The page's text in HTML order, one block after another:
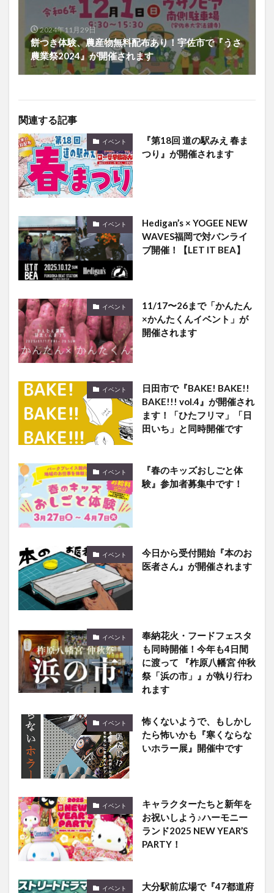
2024年11月29日
餅つき体験、農産物無料配布あり！宇佐市で『うさ
農業祭2024』が開催されます
関連する記事
イベント
『第18回 道の駅みえ 春ま
つり』が開催されます
イベント
Hedigan’s × YOGEE NEW
WAVES福岡で対バンライ
ブ開催！【LET IT BEA】
イベント
11/17〜26まで「かんたん
×かんたくんイベント」が
開催されます
イベント
日田市で『BAKE! BAKE!!
BAKE!!! vol.4』が開催され
ます！「ひたフリマ」「日
田いち」と同時開催です
イベント
『春のキッズおしごと体
験』参加者募集中です！
イベント
今日から受付開始『本のお
医者さん』が開催されます
イベント
奉納花火・フードフェスタ
も同時開催！今年も4日間
に渡って 『柞原八幡宮 仲秋
祭「浜の市」』が執り行わ
れます
イベント
怖くないようで、もしかし
たら怖いかも『寒くならな
いホラー展』開催中です
イベント
キャラクターたちと新年を
お祝いしよう♪ハーモニー
ランド2025 NEW YEAR’S
PARTY！
イベント
大分駅前広場で『47都道府